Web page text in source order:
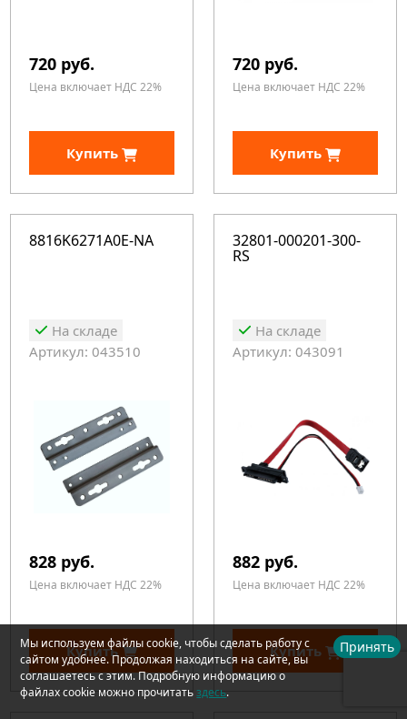
720 руб.
Цена включает НДС 22%
Купить
720 руб.
Цена включает НДС 22%
Купить
8816K6271A0E-NA
На складе
Артикул: 043510
828 руб.
Цена включает НДС 22%
Купить
32801-000201-300-
RS
На складе
Артикул: 043091
882 руб.
Цена включает НДС 22%
Купить
Мы используем файлы cookie, чтобы сделать работу с
сайтом удобнее. Продолжая находиться на сайте, вы
соглашаетесь с этим. Подробную информацию о
файлах cookie можно прочитатьздесь.
Принять